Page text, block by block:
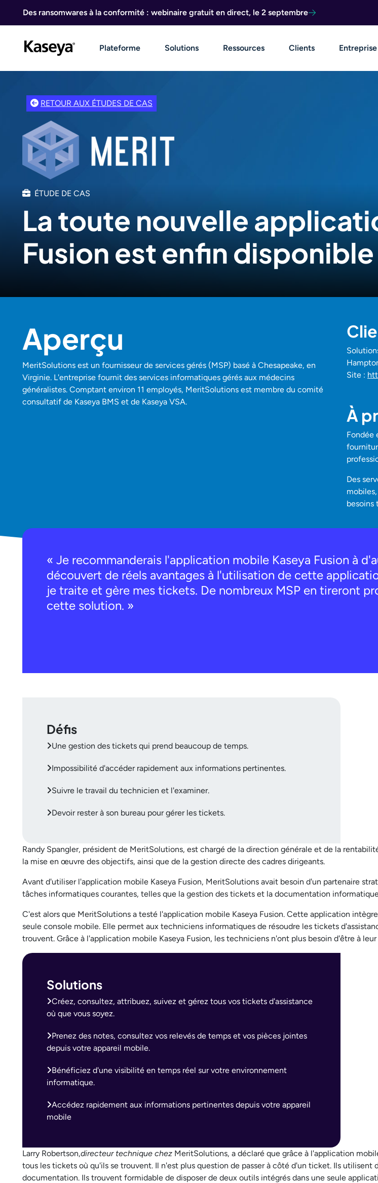
Des ransomwares à la conformité : webinaire gratuit en direct, le 2 septembre
Plateforme Solutions Ressources Clients Entreprise
RETOUR AUX ÉTUDES DE CAS
ÉTUDE DE CAS
La toute nouvelle
Fusion est enfin
Aperçu
MeritSolutions est un fournisseur de services gérés (MSP) basé à Chesapeake, en
Virginie. L'entreprise fournit des services informatiques gérés aux médecins
généralistes. Comptant environ 11 employés, MeritSolutions est membre du comité
consultatif de Kaseya BMS et de Kaseya VSA.
Site :
À
Fondée
Des
besoins
« Je recommanderais l'application mobile Kaseya Fusion à
découvert de réels avantages à l'utilisation de cette
je traite et gère mes tickets. De nombreux MSP en tireront
cette solution. »
Défis
Une gestion des tickets qui prend beaucoup de temps.
Impossibilité d'accéder rapidement aux informations pertinentes.
Suivre le travail du technicien et l'examiner.
Devoir rester à son bureau pour gérer les tickets.
Randy Spangler, président de MeritSolutions, est chargé de la direction générale et de la
la mise en œuvre des objectifs, ainsi que de la gestion directe des cadres dirigeants.
Avant d'utiliser l'application mobile Kaseya Fusion, MeritSolutions avait besoin d'un partenaire
tâches informatiques courantes, telles que la gestion des tickets et la documentation
C'est alors que MeritSolutions a testé l'application mobile Kaseya Fusion. Cette application
seule console mobile. Elle permet aux techniciens informatiques de résoudre les tickets
trouvent. Grâce à l'application mobile Kaseya Fusion, les techniciens n'ont plus besoin d'être à
Solutions
Créez, consultez, attribuez, suivez et gérez tous vos tickets d'assistance
où que vous soyez.
Prenez des notes, consultez vos relevés de temps et vos pièces jointes
depuis votre appareil mobile.
Bénéficiez d'une visibilité en temps réel sur votre environnement
informatique.
Accédez rapidement aux informations pertinentes depuis votre appareil
mobile
Larry Robertson,directeur technique chez MeritSolutions, a déclaré que grâce à l'application
tous les tickets où qu'ils se trouvent. Il n'est plus question de passer à côté d'un ticket. Ils
documentation. Ils trouvent formidable de disposer de deux outils intégrés dans une seule